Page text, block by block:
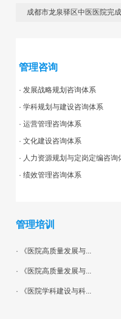
成都市龙泉驿区中医医院完
管理咨询
· 发展战略规划咨询体系
· 学科规划与建设咨询体系
· 运营管理咨询体系
· 文化建设咨询体系
· 人力资源规划与定岗定编咨询
· 绩效管理咨询体系
管理培训
· 《医院高质量发展与...
· 《医院高质量发展与...
· 《医院学科建设与科...